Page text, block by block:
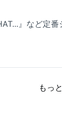
』など定番
もっ